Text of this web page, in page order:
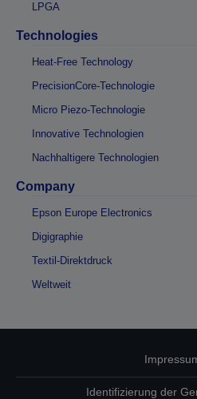
LPGA
Technologies
Heat-Free Technology
PrecisionCore-Technologie
Micro Piezo-Technologie
Innovative Technologien
Nachhaltigere Technologien
Company
Epson Europe Electronics
Digigraphie
Textil-Direktdruck
Weltweit
Identifizierung der